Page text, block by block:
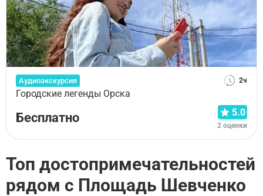
Аудиоэкскурсия 2ч
Городские легенды Орска
Бесплатно 5.0
2 оценки
Топ достопримечательностей
рядом с Площадь Шевченко